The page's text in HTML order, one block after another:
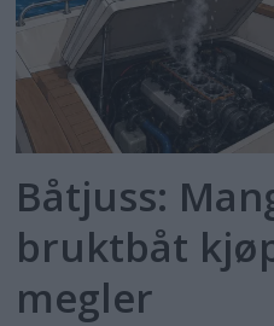
Båtjuss:
bruktbåt
megler